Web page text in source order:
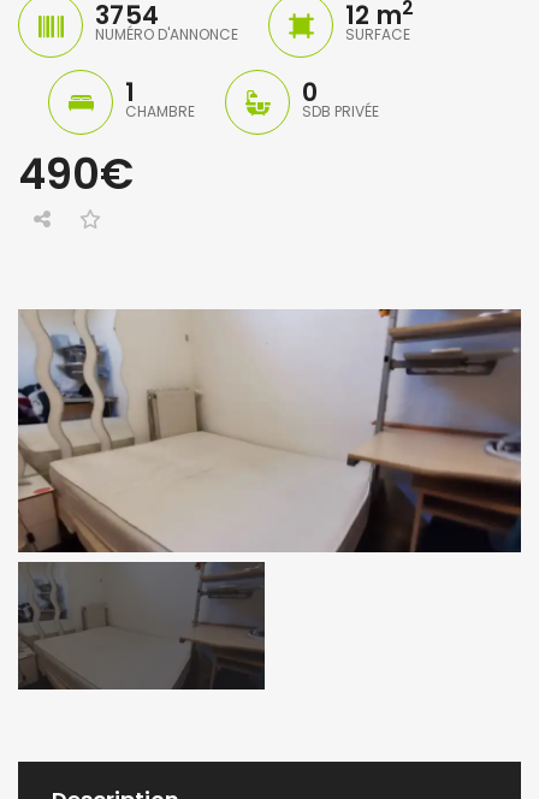
3754
NUMÉRO D'ANNONCE
12 m2
SURFACE
1
CHAMBRE
0
SDB PRIVÉE
490€